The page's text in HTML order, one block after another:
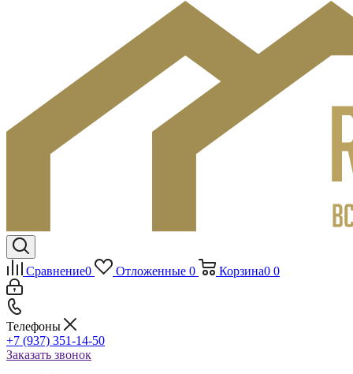
Сравнение0 Отложенные 0 Корзина0 0
Телефоны
+7 (937) 351-14-50
Заказать звонок